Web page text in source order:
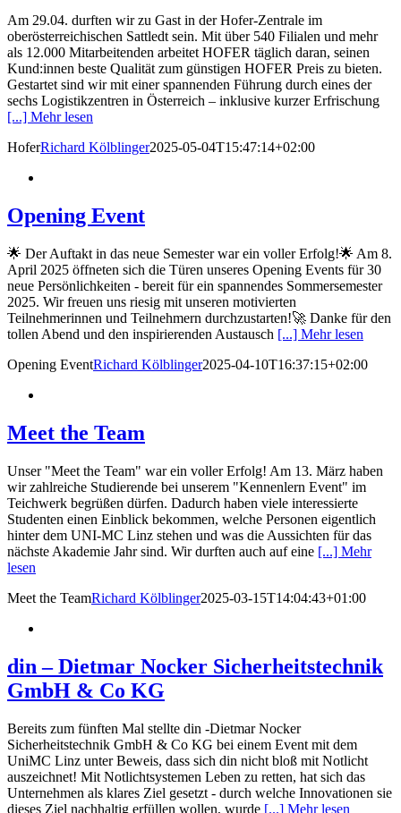
Am 29.04. durften wir zu Gast in der Hofer-Zentrale im
oberösterreichischen Sattledt sein. Mit über 540 Filialen und mehr
als 12.000 Mitarbeitenden arbeitet HOFER täglich daran, seinen
Kund:innen beste Qualität zum günstigen HOFER Preis zu bieten.
Gestartet sind wir mit einer spannenden Führung durch eines der
sechs Logistikzentren in Österreich – inklusive kurzer Erfrischung
[...] Mehr lesen
HoferRichard Kölblinger2025-05-04T15:47:14+02:00
Opening Event
🌟 Der Auftakt in das neue Semester war ein voller Erfolg!🌟 Am 8.
April 2025 öffneten sich die Türen unseres Opening Events für 30
neue Persönlichkeiten - bereit für ein spannendes Sommersemester
2025. Wir freuen uns riesig mit unseren motivierten
Teilnehmerinnen und Teilnehmern durchzustarten!🚀 Danke für den
tollen Abend und den inspirierenden Austausch [...] Mehr lesen
Opening EventRichard Kölblinger2025-04-10T16:37:15+02:00
Meet the Team
Unser "Meet the Team" war ein voller Erfolg! Am 13. März haben
wir zahlreiche Studierende bei unserem "Kennenlern Event" im
Teichwerk begrüßen dürfen. Dadurch haben viele interessierte
Studenten einen Einblick bekommen, welche Personen eigentlich
hinter dem UNI-MC Linz stehen und was die Aussichten für das
nächste Akademie Jahr sind. Wir durften auch auf eine [...] Mehr
lesen
Meet the TeamRichard Kölblinger2025-03-15T14:04:43+01:00
din – Dietmar Nocker Sicherheitstechnik
GmbH & Co KG
Bereits zum fünften Mal stellte din -Dietmar Nocker
Sicherheitstechnik GmbH & Co KG bei einem Event mit dem
UniMC Linz unter Beweis, dass sich din nicht bloß mit Notlicht
auszeichnet! Mit Notlichtsystemen Leben zu retten, hat sich das
Unternehmen als klares Ziel gesetzt - durch welche Innovationen sie
dieses Ziel nachhaltig erfüllen wollen, wurde [...] Mehr lesen